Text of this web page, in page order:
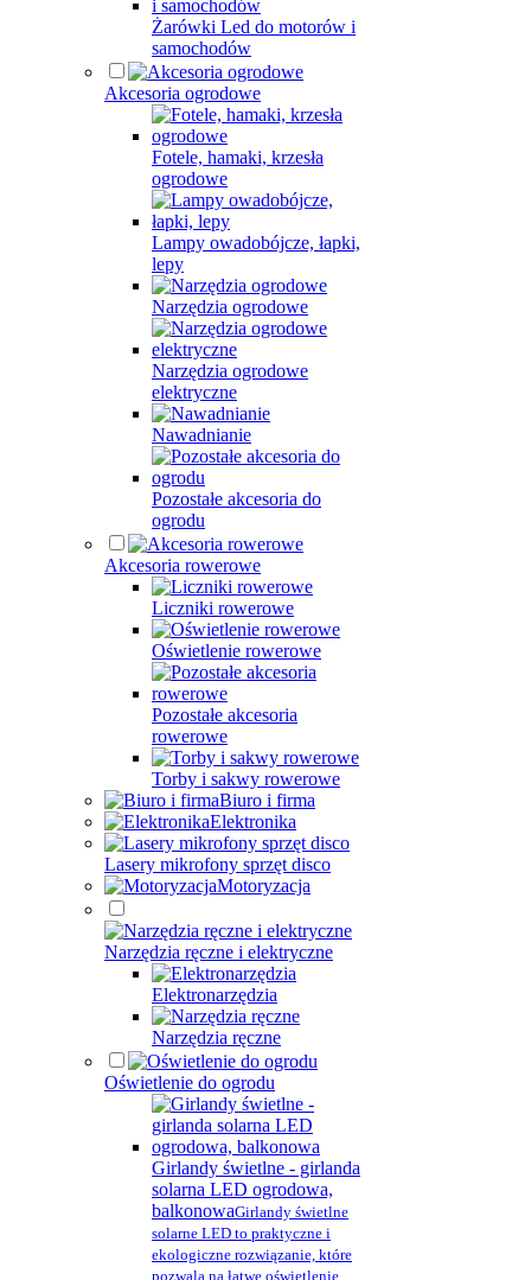
Żarówki Led do motorów i
samochodów
Akcesoria ogrodowe
Fotele, hamaki, krzesła
ogrodowe
Lampy owadobójcze, łapki,
lepy
Narzędzia ogrodowe
Narzędzia ogrodowe
elektryczne
Nawadnianie
Pozostałe akcesoria do
ogrodu
Akcesoria rowerowe
Liczniki rowerowe
Oświetlenie rowerowe
Pozostałe akcesoria
rowerowe
Torby i sakwy rowerowe
Biuro i firma
Elektronika
Lasery mikrofony sprzęt disco
Motoryzacja
Narzędzia ręczne i elektryczne
Elektronarzędzia
Narzędzia ręczne
Oświetlenie do ogrodu
Girlandy świetlne - girlanda
solarna LED ogrodowa,
balkonowaGirlandy świetlne
solarne LED to praktyczne i
ekologiczne rozwiązanie, które
pozwala na łatwe oświetlenie